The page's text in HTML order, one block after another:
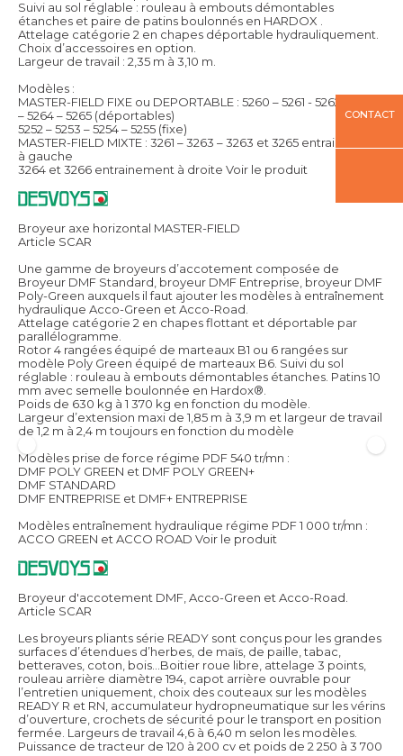
Suivi au sol réglable : rouleau à embouts démontables
étanches et paire de patins boulonnés en HARDOX .
Attelage catégorie 2 en chapes déportable hydrauliquement.
Choix d’accessoires en option.
Largeur de travail : 2,35 m à 3,10 m.
Modèles :
MASTER-FIELD FIXE ou DEPORTABLE : 5260 – 5261 - 5262 – 5263
– 5264 – 5265 (déportables)
5252 – 5253 – 5254 – 5255 (fixe)
MASTER-FIELD MIXTE : 3261 – 3263 – 3263 et 3265 entrainement
à gauche
3264 et 3266 entrainement à droite Voir le produit
Broyeur axe horizontal MASTER-FIELD
Article SCAR
Une gamme de broyeurs d’accotement composée de
Broyeur DMF Standard, broyeur DMF Entreprise, broyeur DMF
Poly-Green auxquels il faut ajouter les modèles à entraînement
hydraulique Acco-Green et Acco-Road.
Attelage catégorie 2 en chapes flottant et déportable par
parallélogramme.
Rotor 4 rangées équipé de marteaux B1 ou 6 rangées sur
modèle Poly Green équipé de marteaux B6. Suivi du sol
réglable : rouleau à embouts démontables étanches. Patins 10
mm avec semelle boulonnée en Hardox®.
Poids de 630 kg à 1 370 kg en fonction du modèle.
Largeur d’extension maxi de 1,85 m à 3,9 m et largeur de travail
de 1,2 m à 2,4 m toujours en fonction du modèle
Modèles prise de force régime PDF 540 tr/mn :
DMF POLY GREEN et DMF POLY GREEN+
DMF STANDARD
DMF ENTREPRISE et DMF+ ENTREPRISE
Modèles entraînement hydraulique régime PDF 1 000 tr/mn :
ACCO GREEN et ACCO ROAD Voir le produit
Broyeur d'accotement DMF, Acco-Green et Acco-Road.
Article SCAR
Les broyeurs pliants série READY sont conçus pour les grandes
surfaces d’étendues d’herbes, de maïs, de paille, tabac,
betteraves, coton, bois…Boitier roue libre, attelage 3 points,
rouleau arrière diamètre 194, capot arrière ouvrable pour
l’entretien uniquement, choix des couteaux sur les modèles
READY R et RN, accumulateur hydropneumatique sur les vérins
d’ouverture, crochets de sécurité pour le transport en position
fermée. Largeurs de travail 4,6 à 6,40 m selon les modèles.
Puissance de tracteur de 120 à 200 cv et poids de 2 250 à 3 700
CONTACT